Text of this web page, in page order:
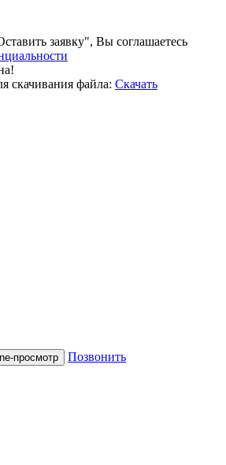
заявку", Вы соглашаетесь
скачивания файла: Скачать
просмотр Позвонить